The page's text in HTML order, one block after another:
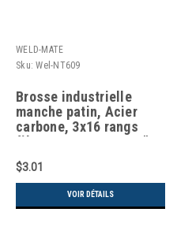
WELD-MATE
Sku: Wel-NT609
Brosse industrielle
manche patin, Acier
carbone, 3x16 rangs
fils, Longueur 10-1/2"
$3.01
VOIR DÉTAILS